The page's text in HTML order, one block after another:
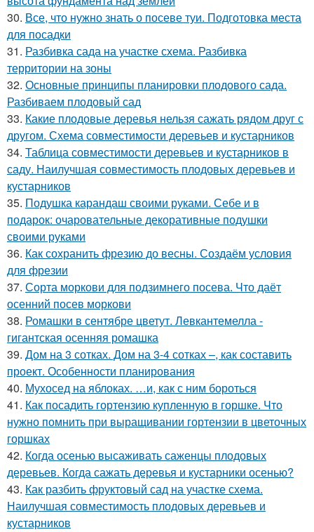
30. Все, что нужно знать о посеве туи. Подготовка места
для посадки
31. Разбивка сада на участке схема. Разбивка
территории на зоны
32. Основные принципы планировки плодового сада.
Разбиваем плодовый сад
33. Какие плодовые деревья нельзя сажать рядом друг с
другом. Схема совместимости деревьев и кустарников
34. Таблица совместимости деревьев и кустарников в
саду. Наилучшая совместимость плодовых деревьев и
кустарников
35. Подушка карандаш своими руками. Себе и в
подарок: очаровательные декоративные подушки
своими руками
36. Как сохранить фрезию до весны. Создаём условия
для фрезии
37. Сорта моркови для подзимнего посева. Что даёт
осенний посев моркови
38. Ромашки в сентябре цветут. Левкантемелла -
гигантская осенняя ромашка
39. Дом на 3 сотках. Дом на 3-4 сотках –, как составить
проект. Особенности планирования
40. Мухосед на яблоках. …и, как с ним бороться
41. Как посадить гортензию купленную в горшке. Что
нужно помнить при выращивании гортензии в цветочных
горшках
42. Когда осенью высаживать саженцы плодовых
деревьев. Когда сажать деревья и кустарники осенью?
43. Как разбить фруктовый сад на участке схема.
Наилучшая совместимость плодовых деревьев и
кустарников